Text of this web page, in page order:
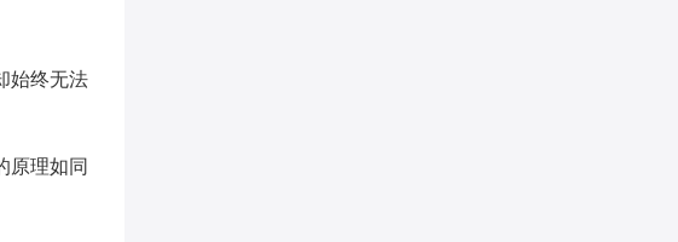
始终无法
原理如同